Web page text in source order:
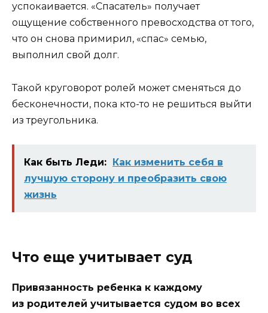
успокаивается. «Спасатель» получает
ощущение собственного превосходства от того,
что он снова примирил, «спас» семью,
выполнил свой долг.
Такой круговорот ролей может сменяться до
бесконечности, пока кто-то не решиться выйти
из треугольника.
Как быть Леди: Как изменить себя в
лучшую сторону и преобразить свою
жизнь
Что еще учитывает суд
Привязанность ребенка к каждому
из родителей учитывается судом во всех